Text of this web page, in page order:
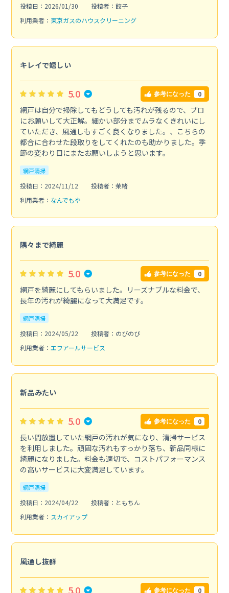
投稿日：2026/01/30
投稿者：餃子
利用業者： 東京ガスのハウスクリーニング
キレイで嬉しい
5.0 参考になった 0
網戸は自分で掃除してもどうしても汚れが残るので、プロ
にお願いして大正解。細かい部分までムラなくきれいにし
ていただき、風通しもすごく良くなりました。、こちらの
都合に合わせた段取りをしてくれたのも助かりました。季
節の変わり目にまたお願いしようと思います。
網戸清掃
投稿日：2024/11/12
投稿者：茉緒
利用業者： なんでもや
隅々まで綺麗
5.0 参考になった 0
網戸を綺麗にしてもらいました。リーズナブルな料金で、
長年の汚れが綺麗になって大満足です。
網戸清掃
投稿日：2024/05/22
投稿者：のびのび
利用業者： エフアールサービス
新品みたい
5.0 参考になった 0
長い間放置していた網戸の汚れが気になり、清掃サービス
を利用しました。頑固な汚れもすっかり落ち、新品同様に
綺麗になりました。料金も適切で、コストパフォーマンス
の高いサービスに大変満足しています。
網戸清掃
投稿日：2024/04/22
投稿者：ともちん
利用業者： スカイアップ
風通し抜群
5.0 参考になった 0